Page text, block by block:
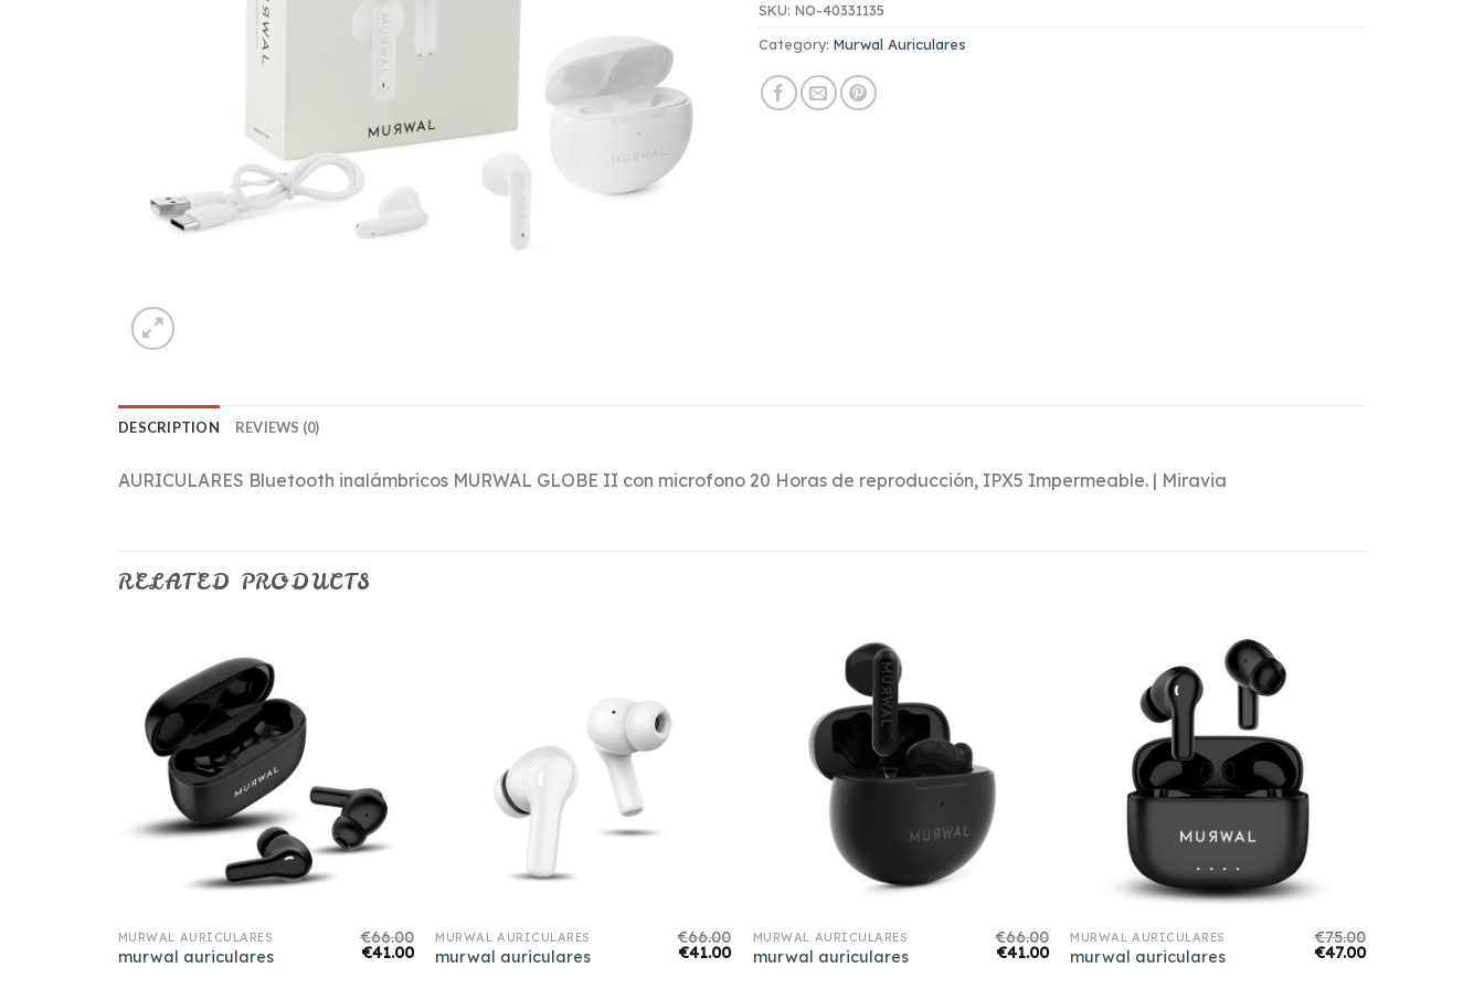
SKU: NO-40331135
Category: Murwal Auriculares
DESCRIPTION REVIEWS (0)
AURICULARES Bluetooth inalámbricos MURWAL GLOBE II con microfono 20 Horas de reproducción, IPX5 Impermeable. | Miravia
RELATED PRODUCTS
MURWAL AURICULARES
murwal auriculares
€66.00
€41.00
MURWAL AURICULARES
murwal auriculares
€66.00
€41.00
MURWAL AURICULARES
murwal auriculares
€66.00
€41.00
MURWAL AURICULARES
murwal auriculares
€75.00
€47.00